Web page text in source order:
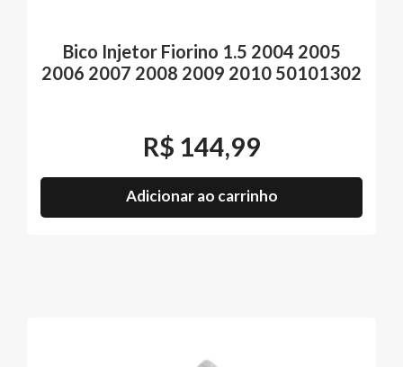
Bico Injetor Fiorino 1.5 2004 2005
2006 2007 2008 2009 2010 50101302
R$ 144,99
Adicionar ao carrinho